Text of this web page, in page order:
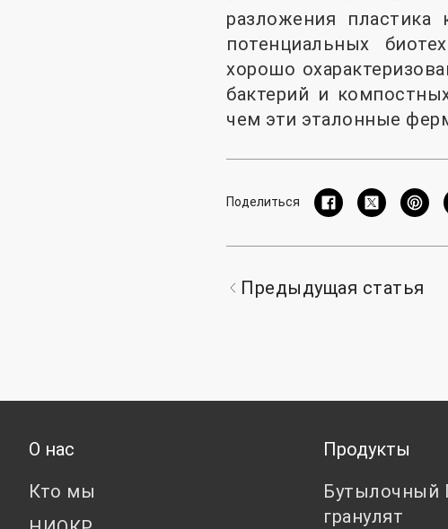
разложения
потенциальных
хорошо
бактерий и
чем эти эталонные
Поделиться
Предыдущая статья
О нас
Кто мы
Продукты
Бутылочный
гранулят